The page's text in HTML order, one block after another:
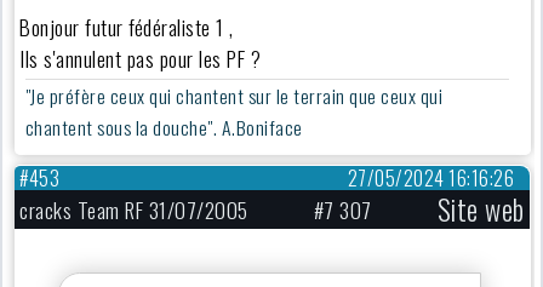
Bonjour futur fédéraliste 1 ,
Ils s'annulent pas pour les PF ?
"Je préfère ceux qui chantent sur le terrain que ceux qui
chantent sous la douche". A.Boniface
27/05/2024 16:16:26
#453
cracks Team RF 31/07/2005 #7 307 Site web